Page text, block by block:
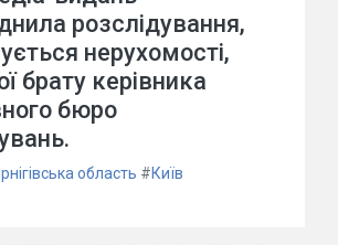
розслідування,
нерухомості,
брату керівника
бюро
область #Київ